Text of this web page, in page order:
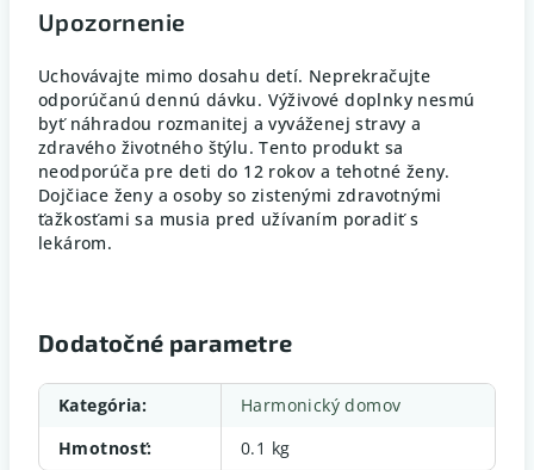
Upozornenie
Uchovávajte mimo dosahu detí. Neprekračujte
odporúčanú dennú dávku. Výživové doplnky nesmú
byť náhradou rozmanitej a vyváženej stravy a
zdravého životného štýlu. Tento produkt sa
neodporúča pre deti do 12 rokov a tehotné ženy.
Dojčiace ženy a osoby so zistenými zdravotnými
ťažkosťami sa musia pred užívaním poradiť s
lekárom.
Dodatočné parametre
Kategória:
Harmonický domov
Hmotnosť: 0.1 kg